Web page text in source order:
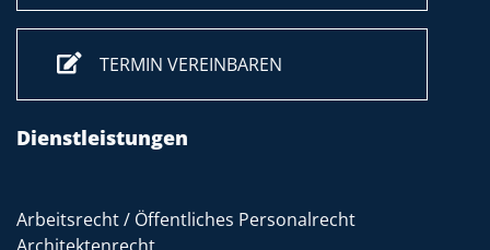
TERMIN VEREINBAREN
Dienstleistungen
Arbeitsrecht / Öffentliches Personalrecht